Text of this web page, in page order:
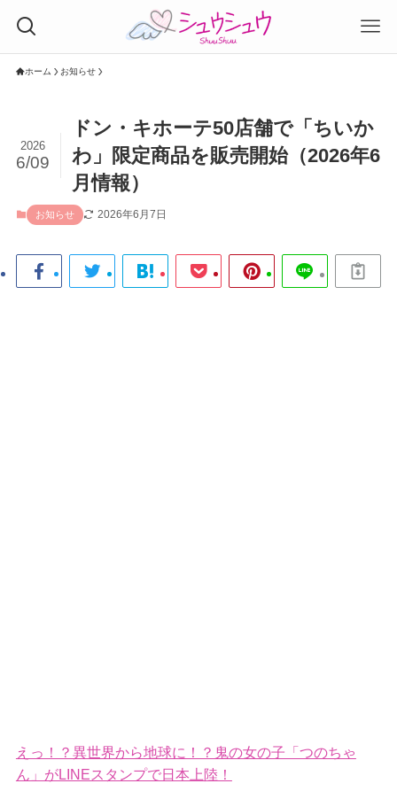
ホーム お知らせ
ドン・キホーテ50店舗で「ちいか
わ」限定商品を販売開始（2026年6
月情報）
2026
6/09
お知らせ 2026年6月7日
えっ！？異世界から地球に！？鬼の女の子「つのちゃ
ん」がLINEスタンプで日本上陸！